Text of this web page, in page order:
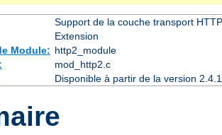
Support de la couche transport
Extension
Module: http2_module
mod_http2.c
Disponible à partir de la version